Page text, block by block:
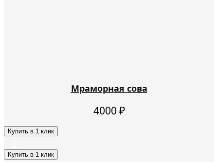
Мраморная сова
4000 ₽
Купить в 1 клик
Купить в 1 клик